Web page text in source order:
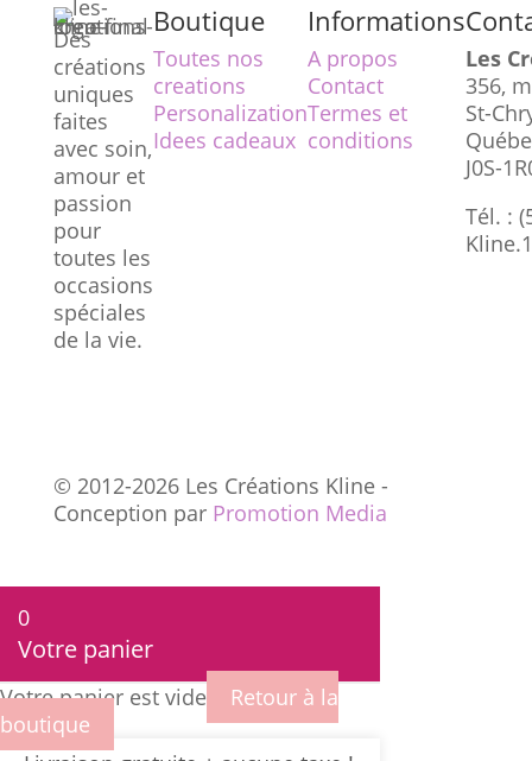
Des
créations
uniques
faites
avec soin,
amour et
passion
pour
toutes les
occasions
spéciales
de la vie.
Boutique
Toutes nos
creations
Personalization
Idees cadeaux
Informations
A propos
Contact
Termes et
conditions
Les
356,
St-
J0S-
Tél. :
© 2012-2026 Les Créations Kline -
Conception par Promotion Media
0
Votre panier
Votre panier est vide
Retour à la
boutique